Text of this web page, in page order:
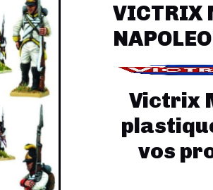
VICTRIX
Victrix
vos